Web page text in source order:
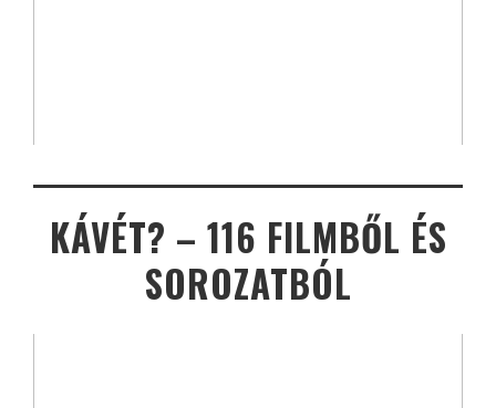
KÁVÉT? – 116 FILMBŐL ÉS
SOROZATBÓL